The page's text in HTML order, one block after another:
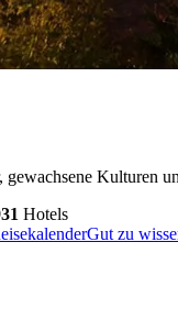
Kulturen
Hotels
Gut zu